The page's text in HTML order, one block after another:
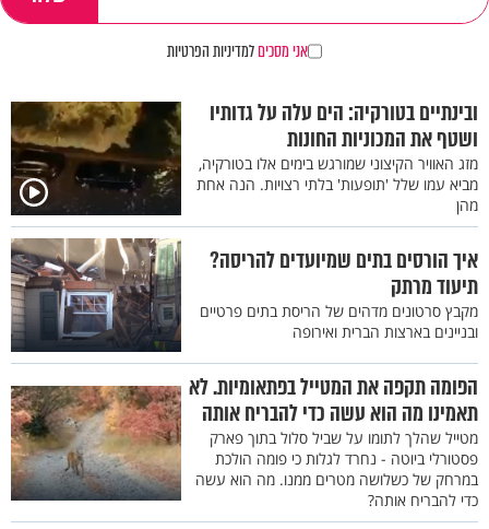
אני מסכיםלמדיניות הפרטיות
ובינתיים בטורקיה: הים עלה על גדותיו
ושטף את המכוניות החונות
מזג האוויר הקיצוני שמורגש בימים אלו בטורקיה,
מביא עמו שלל 'תופעות' בלתי רצויות. הנה אחת
מהן
איך הורסים בתים שמיועדים להריסה?
תיעוד מרתק
מקבץ סרטונים מדהים של הריסת בתים פרטיים
ובניינים בארצות הברית ואירופה
הפומה תקפה את המטייל בפתאומיות. לא
תאמינו מה הוא עשה כדי להבריח אותה
מטייל שהלך לתומו על שביל סלול בתוך פארק
פסטורלי ביוטה - נחרד לגלות כי פומה הולכת
במרחק של כשלושה מטרים ממנו. מה הוא עשה
כדי להבריח אותה?